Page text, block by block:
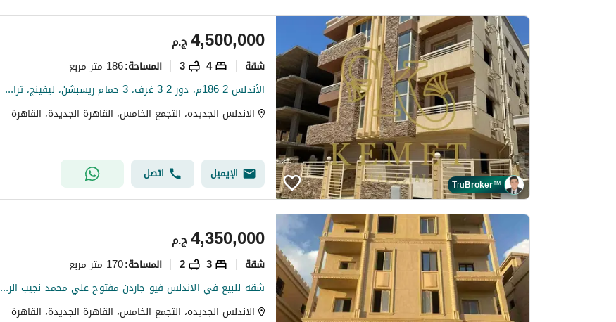
TruBroker™
ج.م4,500,000
شقة 4
3 المساحة:186 متر مربع
الأندلس 2 186م، دور 2 3 غرف، 3 حمام ريسبشن، ليفينج، تراس بدون تشطيب أسانسير، جراج شقتان بالدور خالصة كلياً
الاندلس الجديده، التجمع الخامس، القاهرة الجديدة، القاهرة
الإيميل اتصل
ج.م4,350,000
شقة 3
2 المساحة:170 متر مربع
شقه للبيع في الاندلس فيو جاردن مفتوح علي محمد نجيب الرئيسي
الاندلس الجديده، التجمع الخامس، القاهرة الجديدة، القاهرة